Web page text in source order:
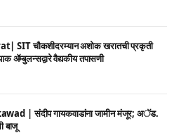
SIT चौकशीदरम्यान अशोक खरातची प्रकृती
ॲम्बुलन्सद्वारे वैद्यकीय तपासणी
| संदीप गायकवाडांना जामीन मंजूर; अॅड.
बाजू